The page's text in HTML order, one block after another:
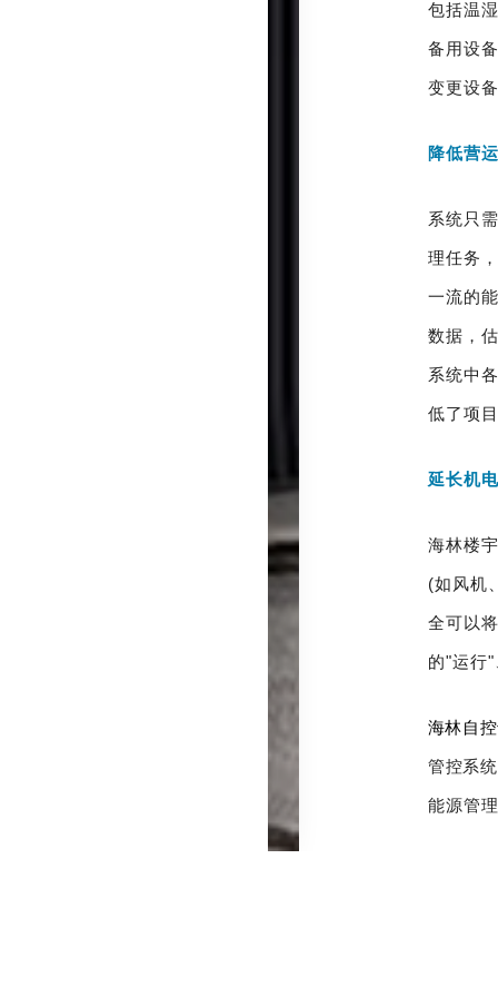
包括温
备用设
变更设
降低营
系统只
理任务
一流的
数据，
系统中
低了项
延长机
海林楼
(如风机
全可以
的"运行
海林自
管控系
能源管